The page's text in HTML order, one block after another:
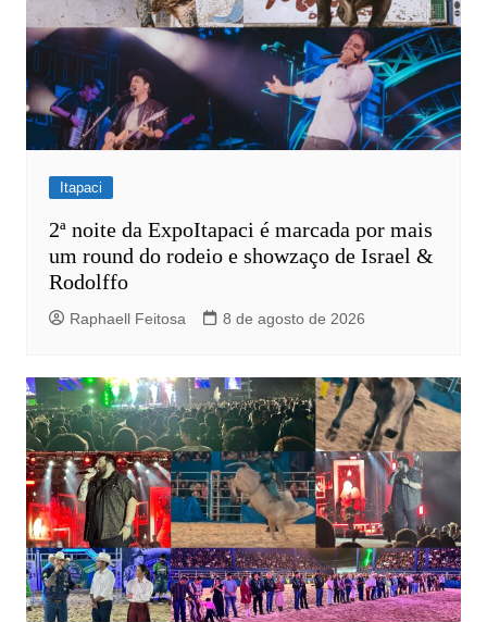
Itapaci
2ª noite da ExpoItapaci é marcada por mais
um round do rodeio e showzaço de Israel &
Rodolffo
Raphaell Feitosa 8 de agosto de 2026